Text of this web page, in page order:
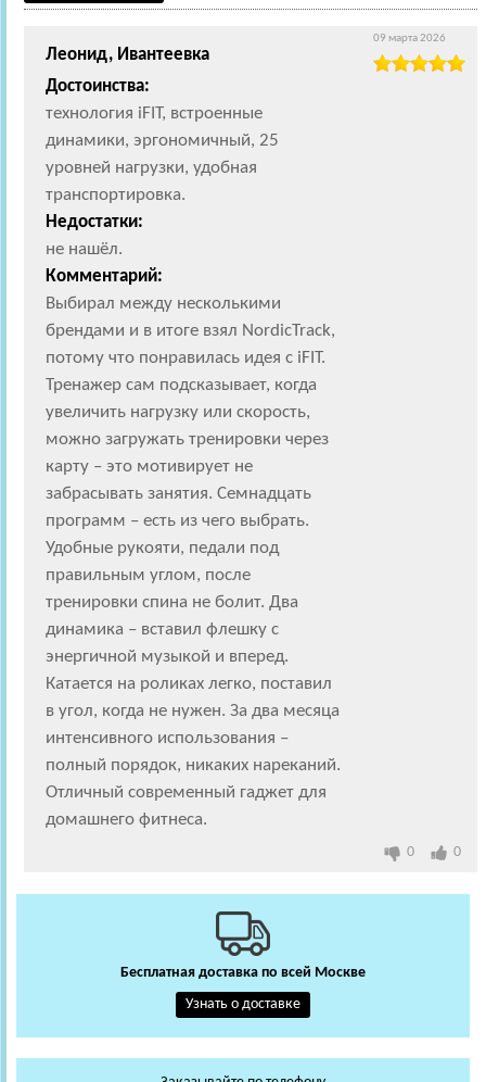
Леонид, Ивантеевка
Достоинства:
технология iFIT, встроенные
динамики, эргономичный, 25
уровней нагрузки, удобная
транспортировка.
Недостатки:
не нашёл.
Комментарий:
Выбирал между несколькими
брендами и в итоге взял NordicTrack,
потому что понравилась идея с iFIT.
Тренажер сам подсказывает, когда
увеличить нагрузку или скорость,
можно загружать тренировки через
карту – это мотивирует не
забрасывать занятия. Семнадцать
программ – есть из чего выбрать.
Удобные рукояти, педали под
правильным углом, после
тренировки спина не болит. Два
динамика – вставил флешку с
энергичной музыкой и вперед.
Катается на роликах легко, поставил
в угол, когда не нужен. За два месяца
интенсивного использования –
полный порядок, никаких нареканий.
Отличный современный гаджет для
домашнего фитнеса.
09 марта 2026
0 0
Бесплатная доставка по всей Москве
Узнать о доставке